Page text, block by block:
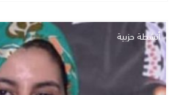
أنشطة حزبية